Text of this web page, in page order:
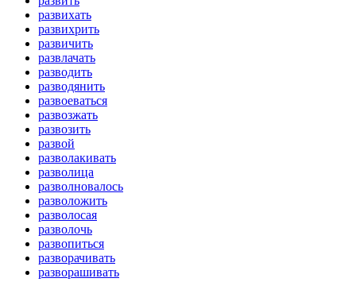
развихать
развихрить
развичить
развлачать
разводить
разводянить
развоеваться
развозжать
развозить
развой
разволакивать
разволица
разволновалось
разволожить
разволосая
разволочь
развопиться
разворачивать
разворашивать